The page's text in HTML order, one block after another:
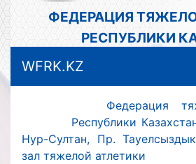
ФЕДЕРАЦИЯ
РЕСПУБЛИКИ
WFRK.KZ
Федерация
Республики
Нур-Султан, Пр.
зал тяжелой атлетики